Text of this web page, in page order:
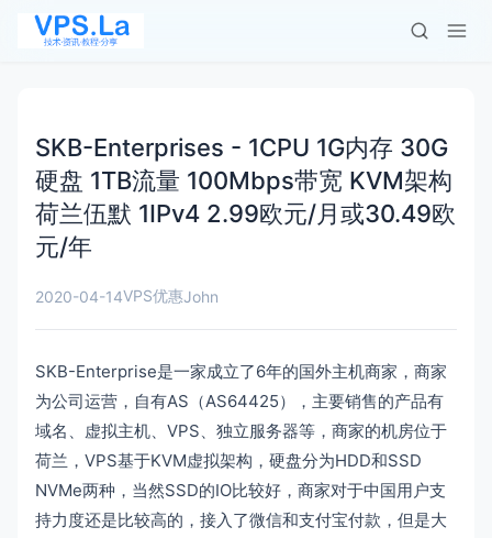
SKB-Enterprises - 1CPU 1G内存 30G
硬盘 1TB流量 100Mbps带宽 KVM架构
荷兰伍默 1IPv4 2.99欧元/月或30.49欧
元/年
2020-04-14VPS优惠John
SKB-Enterprise是一家成立了6年的国外主机商家，商家
为公司运营，自有AS（AS64425），主要销售的产品有
域名、虚拟主机、VPS、独立服务器等，商家的机房位于
荷兰，VPS基于KVM虚拟架构，硬盘分为HDD和SSD
NVMe两种，当然SSD的IO比较好，商家对于中国用户支
持力度还是比较高的，接入了微信和支付宝付款，但是大